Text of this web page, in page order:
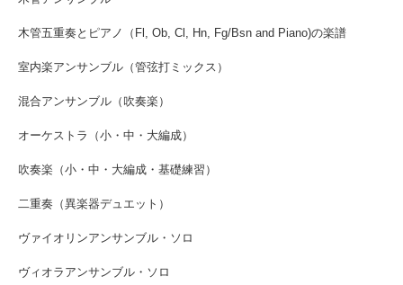
木管五重奏とピアノ（Fl, Ob, Cl, Hn, Fg/Bsn and Piano)の楽譜
室内楽アンサンブル（管弦打ミックス）
混合アンサンブル（吹奏楽）
オーケストラ（小・中・大編成）
吹奏楽（小・中・大編成・基礎練習）
二重奏（異楽器デュエット）
ヴァイオリンアンサンブル・ソロ
ヴィオラアンサンブル・ソロ